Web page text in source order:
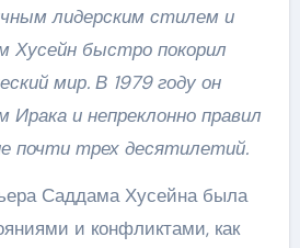
лидерским стилем и
Хусейн быстро покорил
мир. В 1979 году он
и непреклонно правил
почти трех десятилетий.
Саддама Хусейна была
и конфликтами, как